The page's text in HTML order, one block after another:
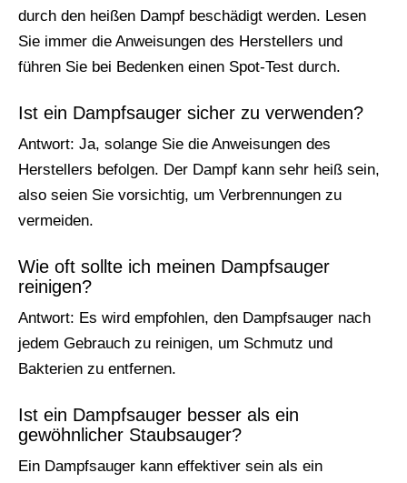
durch den heißen Dampf beschädigt werden. Lesen
Sie immer die Anweisungen des Herstellers und
führen Sie bei Bedenken einen Spot-Test durch.
Ist ein Dampfsauger sicher zu verwenden?
Antwort: Ja, solange Sie die Anweisungen des
Herstellers befolgen. Der Dampf kann sehr heiß sein,
also seien Sie vorsichtig, um Verbrennungen zu
vermeiden.
Wie oft sollte ich meinen Dampfsauger
reinigen?
Antwort: Es wird empfohlen, den Dampfsauger nach
jedem Gebrauch zu reinigen, um Schmutz und
Bakterien zu entfernen.
Ist ein Dampfsauger besser als ein
gewöhnlicher Staubsauger?
Ein Dampfsauger kann effektiver sein als ein